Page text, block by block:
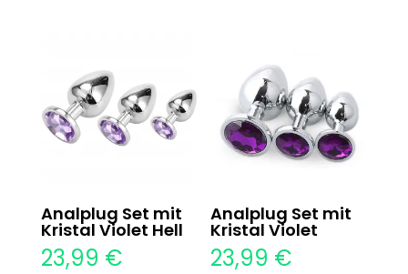
Analplug Set mit
Kristal Violet Hell
23,99 €
Analplug Set mit
Kristal Violet
23,99 €